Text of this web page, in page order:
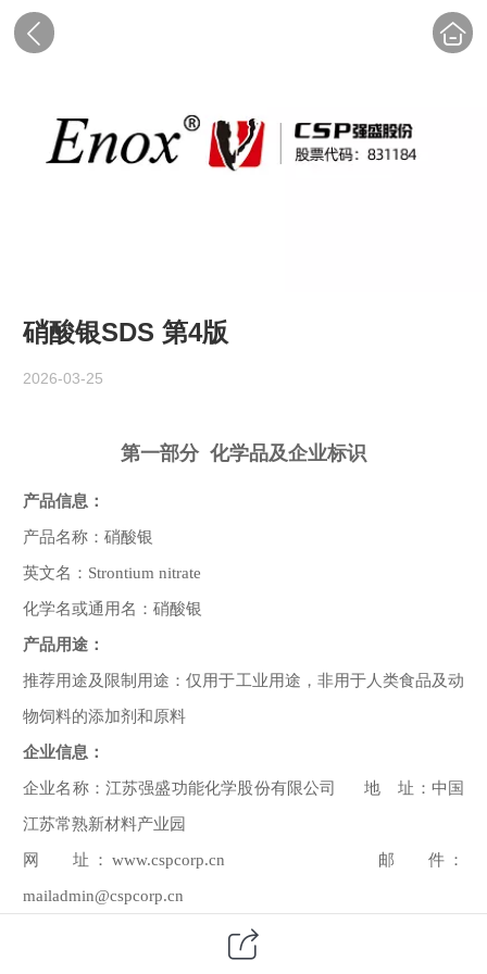
硝酸银SDS 第4版
2026-03-25
第一部分 化学品及企业标识
产品信息：
产品名称： 硝酸银
英文名：Strontium nitrate
化学名或通用名： 硝酸银
产品用途：
推荐用途及限制用途：仅用于工业用途，非用于人类食品及动
物饲料的添加剂和原料
企业信息：
企业名称：江苏强盛功能化学股份有限公司 地 址：中国
江苏常熟新材料产业园
网 址：www.cspcorp.cn
邮 件：
mailadmin@cspcorp.cn
+86-512-52533868传真号码：